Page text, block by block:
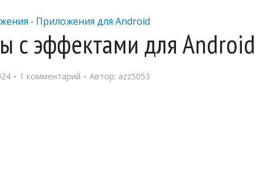
• Приложения для Android
с эффектами для Android
1 комментарий Автор: azz5053